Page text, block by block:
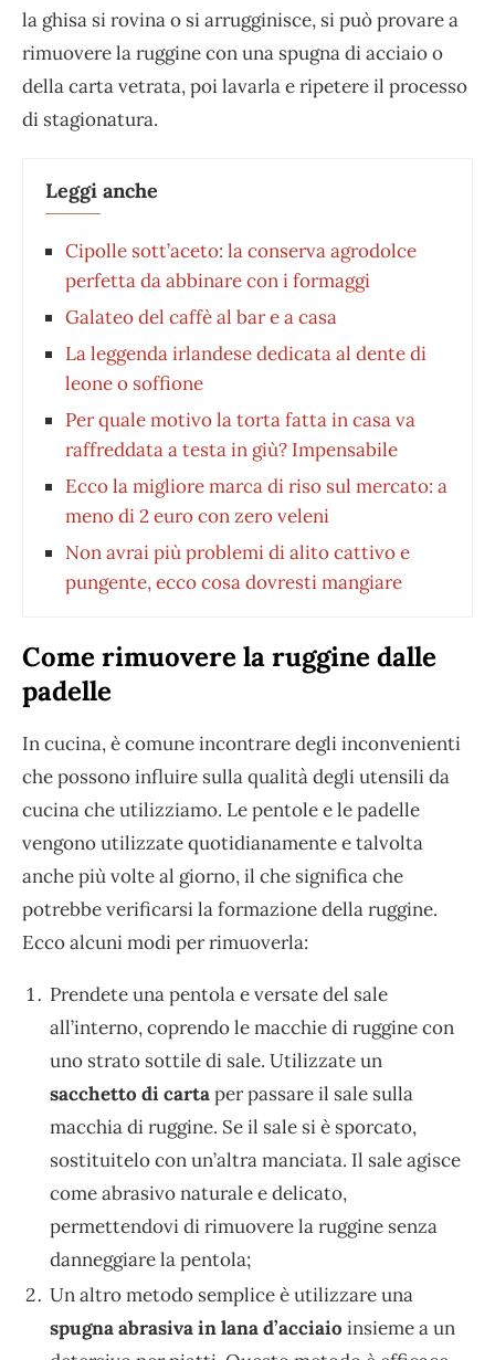
la ghisa si rovina o si arrugginisce, si può provare a
rimuovere la ruggine con una spugna di acciaio o
della carta vetrata, poi lavarla e ripetere il processo
di stagionatura.
Leggi anche
Cipolle sott’aceto: la conserva agrodolce
perfetta da abbinare con i formaggi
Galateo del caffè al bar e a casa
La leggenda irlandese dedicata al dente di
leone o soffione
Per quale motivo la torta fatta in casa va
raffreddata a testa in giù? Impensabile
Ecco la migliore marca di riso sul mercato: a
meno di 2 euro con zero veleni
Non avrai più problemi di alito cattivo e
pungente, ecco cosa dovresti mangiare
Come rimuovere la ruggine dalle
padelle
In cucina, è comune incontrare degli inconvenienti
che possono influire sulla qualità degli utensili da
cucina che utilizziamo. Le pentole e le padelle
vengono utilizzate quotidianamente e talvolta
anche più volte al giorno, il che significa che
potrebbe verificarsi la formazione della ruggine.
Ecco alcuni modi per rimuoverla:
Prendete una pentola e versate del sale
all’interno, coprendo le macchie di ruggine con
uno strato sottile di sale. Utilizzate un
sacchetto di cartaper passare il sale sulla
macchia di ruggine. Se il sale si è sporcato,
sostituitelo con un’altra manciata. Il sale agisce
come abrasivo naturale e delicato,
permettendovi di rimuovere la ruggine senza
danneggiare la pentola;
Un altro metodo semplice è utilizzare una
spugna abrasiva in lana d’acciaio insieme a un